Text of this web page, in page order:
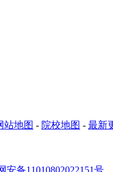
站地图 - 院校地图 - 最新
安备11010802022151号